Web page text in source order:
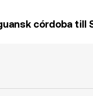
córdoba till